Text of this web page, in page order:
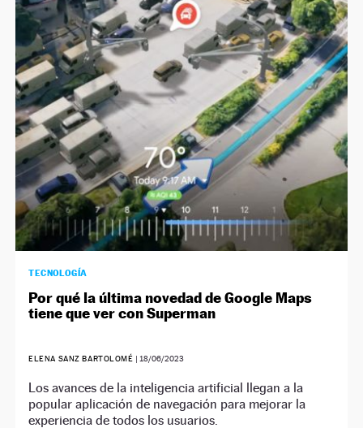
TECNOLOGÍA
Por qué la última novedad de Google Maps
tiene que ver con Superman
ELENA SANZ BARTOLOMÉ | 18/06/2023
Los avances de la inteligencia artificial llegan a la
popular aplicación de navegación para mejorar la
experiencia de todos los usuarios.